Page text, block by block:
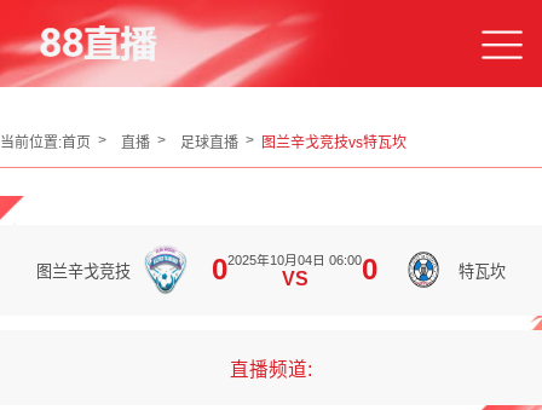
当前位置:首页 直播 足球直播 图兰辛戈竞技vs特瓦坎
图兰辛戈竞技 02025年10月04日 06:00
VS 0 特瓦坎
直播频道: